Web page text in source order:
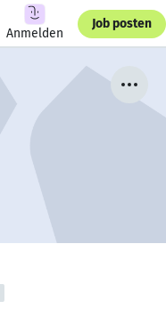
Anmelden
Job posten